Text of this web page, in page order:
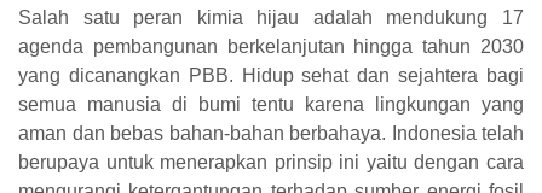
Salah satu peran kimia hijau adalah mendukung 17
agenda pembangunan berkelanjutan hingga tahun 2030
yang dicanangkan PBB. Hidup sehat dan sejahtera bagi
semua manusia di bumi tentu karena lingkungan yang
aman dan bebas bahan-bahan berbahaya. Indonesia telah
berupaya untuk menerapkan prinsip ini yaitu dengan cara